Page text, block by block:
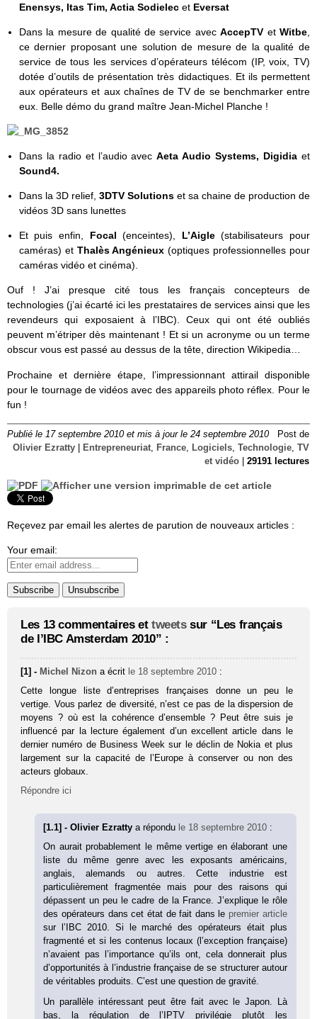
Enensys, Itas Tim, Actia Sodielecet Eversat
Dans la mesure de qualité de service avecAccepTV etWitbe
ce dernier proposant une solution de mesure de la qualité de
service de tous les services d’opérateurs télécom (IP, voix, TV)
dotée d’outils de présentation très didactiques. Et ils permettent
aux opérateurs et aux chaînes de TV de se benchmarker entre
eux. Belle démo du grand maître Jean-Michel Planche !
Dans la radio et l’audio avecAeta Audio Systems, Digidia et
Sound4.
Dans la 3D relief, 3DTV Solutionset sa chaine de production de
vidéos 3D sans lunettes
Et puis enfin, Focal (enceintes), L’Aigle(stabilisateurs pour
caméras) et Thalès Angénieux(optiques professionnelles pour
caméras vidéo et cinéma).
Ouf ! J’ai presque cité tous les français concepteurs de
technologies (j’ai écarté ici les prestataires de services ainsi que les
revendeurs qui exposaient à l’IBC). Ceux qui ont été oubliés
peuvent m’étriper dès maintenant ! Et si un acronyme ou un terme
obscur vous est passé au dessus de la tête, direction Wikipedia…
Prochaine et dernière étape, l’impressionnant attirail disponible
pour le tournage de vidéos avec des appareils photo réflex. Pour le
fun !
Publié le 17 septembre 2010 et mis à jour le 24 septembre 2010
Post de
Olivier Ezratty
Entrepreneuriat France Logiciels Technologie TV
et vidéo
29191 lectures
Reçevez par email les alertes de parution de nouveaux articles :
Your email:
Les 13 commentaires et tweetssur “Les français
de l’IBC Amsterdam 2010” :
[1] - Michel Nizon a écrit le 18 septembre 2010 :
Cette longue liste d’entreprises françaises donne un peu le
vertige. Vous parlez de diversité, n’est ce pas de la dispersion de
moyens ? où est la cohérence d’ensemble ? Peut être suis je
influencé par la lecture également d’un excellent article dans le
dernier numéro de Business Week sur le déclin de Nokia et plus
largement sur la capacité de l’Europe à conserver ou non des
acteurs globaux.
Répondre ici
[1.1] - Olivier Ezrattya répondu le 18 septembre 2010 :
On aurait probablement le même vertige en élaborant une
liste du même genre avec les exposants américains,
anglais, alemands ou autres. Cette industrie est
particulièrement fragmentée mais pour des raisons qui
dépassent un peu le cadre de la France. J’explique le rôle
des opérateurs dans cet état de fait dans le premier article
sur l’IBC 2010. Si le marché des opérateurs était plus
fragmenté et si les contenus locaux (l’exception française)
n’avaient pas l’importance qu’ils ont, cela donnerait plus
d’opportunités à l’industrie française de se structurer autour
de véritables produits. C’est une question de gravité.
Un parallèle intéressant peut être fait avec le Japon. Là
bas, la régulation de l’IPTV privilégie plutôt les